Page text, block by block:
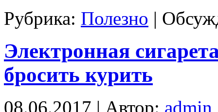
Рубрика: Полезно |
Электронная
бросить курить
08.06.2017 | Автор: admin